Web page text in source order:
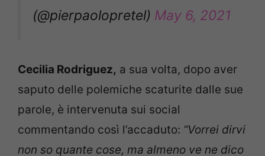
(@pierpaolopretel) May 6, 2021
Cecilia Rodriguez,
a sua volta, dopo aver
saputo delle polemiche scaturite dalle sue
parole, è intervenuta sui social
commentando così l’accaduto: “Vorrei dirvi
non so quante cose, ma almeno ve ne dico